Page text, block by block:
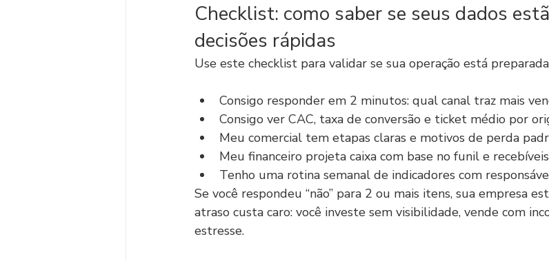
Checklist: como saber se seus dados
decisões rápidas
Use este checklist para validar se sua operação está
Consigo responder em 2 minutos: qual canal traz mais
Consigo ver CAC, taxa de conversão e ticket médio por
Meu comercial tem etapas claras e motivos de perda
Meu financeiro projeta caixa com base no funil e
Tenho uma rotina semanal de indicadores com
Se você respondeu “não” para 2 ou mais itens, sua empresa
atraso custa caro: você investe sem visibilidade, vende com
estresse.